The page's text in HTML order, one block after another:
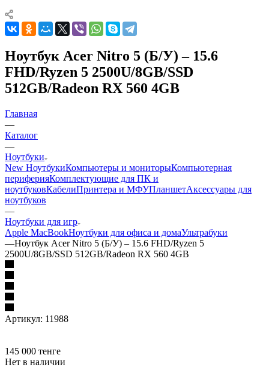
Ноутбук Acer Nitro 5 (Б/У) – 15.6
FHD/Ryzen 5 2500U/8GB/SSD
512GB/Radeon RX 560 4GB
Главная
—
Каталог
—
Ноутбуки
New НоутбукиКомпьютеры и мониторыКомпьютерная
периферияКомплектующие для ПК и
ноутбуковКабелиПринтера и МФУПланшетАксессуары для
ноутбуков
—
Ноутбуки для игр
Apple MacBookНоутбуки для офиса и домаУльтрабуки
—Ноутбук Acer Nitro 5 (Б/У) – 15.6 FHD/Ryzen 5
2500U/8GB/SSD 512GB/Radeon RX 560 4GB
Артикул: 11988
145 000 тенге
Нет в наличии